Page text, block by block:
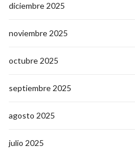
diciembre 2025
noviembre 2025
octubre 2025
septiembre 2025
agosto 2025
julio 2025